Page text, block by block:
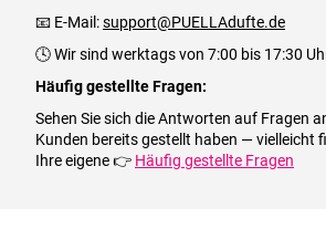
📧 E-Mail:support@PUELLAdufte.de
🕓 Wir sind werktags von 7:00 bis 17:30
Häufig gestellte Fragen:
Sehen Sie sich die Antworten auf Fragen
Kunden bereits gestellt haben — vielleicht
Ihre eigene 👉 Häufig gestellte Fragen